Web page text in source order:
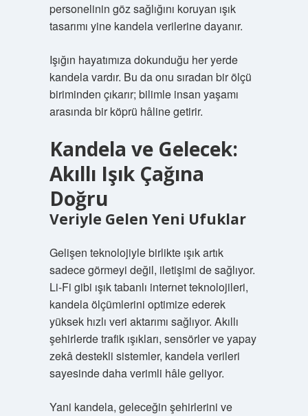
personelinin göz sağlığını koruyan ışık
tasarımı yine kandela verilerine dayanır.
Işığın hayatımıza dokunduğu her yerde
kandela vardır. Bu da onu sıradan bir ölçü
biriminden çıkarır; bilimle insan yaşamı
arasında bir köprü hâline getirir.
Kandela ve Gelecek:
Akıllı Işık Çağına
Doğru
Veriyle Gelen Yeni Ufuklar
Gelişen teknolojiyle birlikte ışık artık
sadece görmeyi değil, iletişimi de sağlıyor.
Li-Fi gibi ışık tabanlı internet teknolojileri,
kandela ölçümlerini optimize ederek
yüksek hızlı veri aktarımı sağlıyor. Akıllı
şehirlerde trafik ışıkları, sensörler ve yapay
zekâ destekli sistemler, kandela verileri
sayesinde daha verimli hâle geliyor.
Yani kandela, geleceğin şehirlerini ve